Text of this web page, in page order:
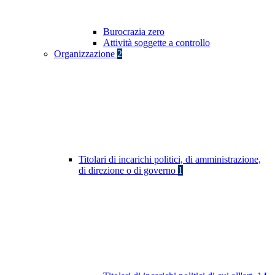
Burocrazia zero
Attività soggette a controllo
Organizzazione 2
Titolari di incarichi politici, di amministrazione,
di direzione o di governo 1